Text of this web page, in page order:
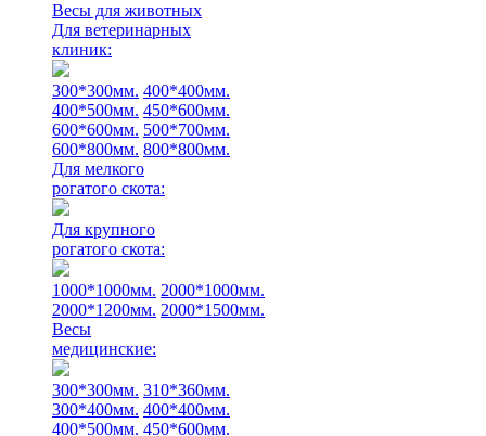
Весы для животных
Для ветеринарных
клиник:
300*300мм. 400*400мм.
400*500мм. 450*600мм.
600*600мм. 500*700мм.
600*800мм. 800*800мм.
Для мелкого
рогатого скота:
Для крупного
рогатого скота:
1000*1000мм. 2000*1000мм.
2000*1200мм. 2000*1500мм.
Весы
медицинские:
300*300мм. 310*360мм.
300*400мм. 400*400мм.
400*500мм. 450*600мм.